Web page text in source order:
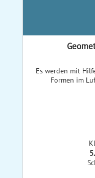
Es werden mit
Formen im